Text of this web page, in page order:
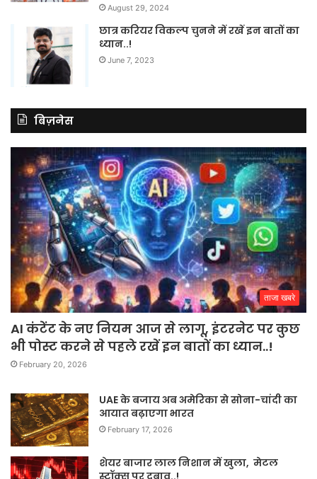
August 29, 2024
छात्र करियर विकल्प चुनने में रखें इन बातों का
ध्यान..!
June 7, 2023
बिज़नेस
ताजा खबरे
AI कंटेंट के नए नियम आज से लागू, इंटरनेट पर कुछ
भी पोस्ट करने से पहले रखें इन बातों का ध्यान..!
February 20, 2026
UAE के बजाय अब अमेरिका से सोना-चांदी का
आयात बढ़ाएगा भारत
February 17, 2026
शेयर बाजार लाल निशान में खुला, मेटल
स्टॉक्स पर दबाव..!